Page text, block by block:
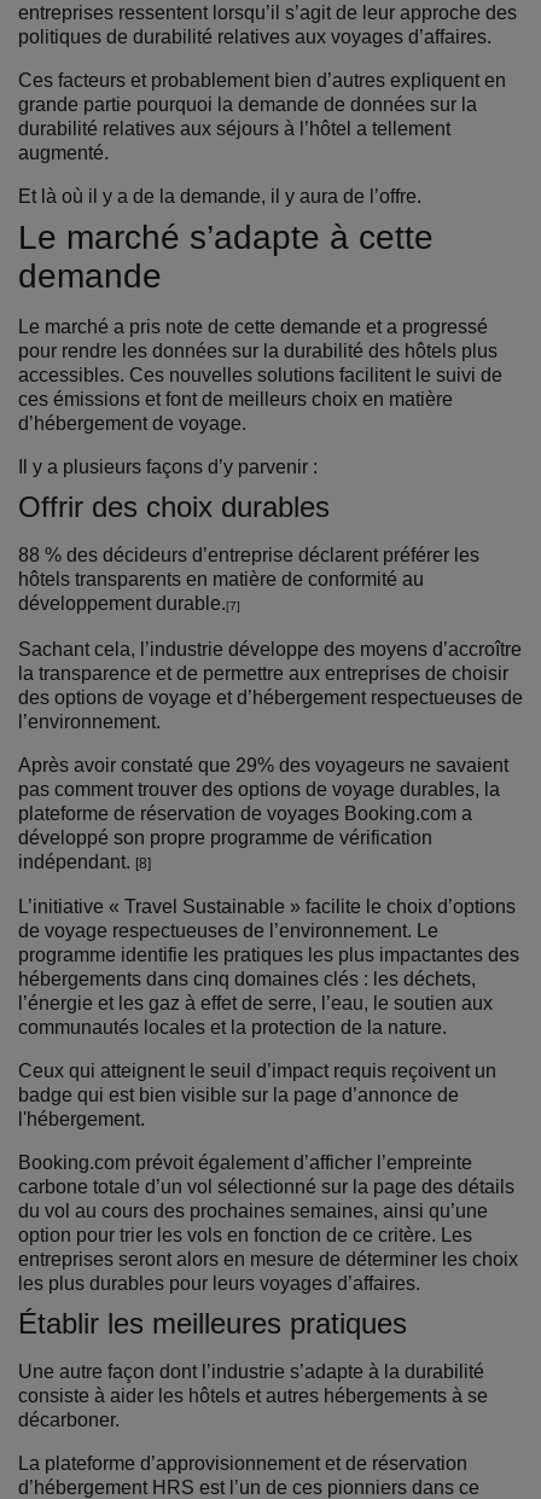
entreprises ressentent lorsqu’il s’agit de leur approche des
politiques de durabilité relatives aux voyages d’affaires.
Ces facteurs et probablement bien d’autres expliquent en
grande partie pourquoi la demande de données sur la
durabilité relatives aux séjours à l’hôtel a tellement
augmenté.
Et là où il y a de la demande, il y aura de l’offre.
Le marché s’adapte à cette
demande
Le marché a pris note de cette demande et a progressé
pour rendre les données sur la durabilité des hôtels plus
accessibles. Ces nouvelles solutions facilitent le suivi de
ces émissions et font de meilleurs choix en matière
d’hébergement de voyage.
Il y a plusieurs façons d’y parvenir :
Offrir des choix durables
88 % des décideurs d’entreprise déclarent préférer les
hôtels transparents en matière de conformité au
développement durable.[7]
Sachant cela, l’industrie développe des moyens d’accroître
la transparence et de permettre aux entreprises de choisir
des options de voyage et d’hébergement respectueuses de
l’environnement.
Après avoir constaté que 29% des voyageurs ne savaient
pas comment trouver des options de voyage durables, la
plateforme de réservation de voyages Booking.com a
développé son propre programme de vérification
indépendant. [8]
L’initiative « Travel Sustainable » facilite le choix d’options
de voyage respectueuses de l’environnement. Le
programme identifie les pratiques les plus impactantes des
hébergements dans cinq domaines clés : les déchets,
l’énergie et les gaz à effet de serre, l’eau, le soutien aux
communautés locales et la protection de la nature.
Ceux qui atteignent le seuil d’impact requis reçoivent un
badge qui est bien visible sur la page d’annonce de
l'hébergement.
Booking.com prévoit également d’afficher l’empreinte
carbone totale d’un vol sélectionné sur la page des détails
du vol au cours des prochaines semaines, ainsi qu’une
option pour trier les vols en fonction de ce critère. Les
entreprises seront alors en mesure de déterminer les choix
les plus durables pour leurs voyages d’affaires.
Établir les meilleures pratiques
Une autre façon dont l’industrie s’adapte à la durabilité
consiste à aider les hôtels et autres hébergements à se
décarboner.
La plateforme d’approvisionnement et de réservation
d’hébergement HRS est l’un de ces pionniers dans ce